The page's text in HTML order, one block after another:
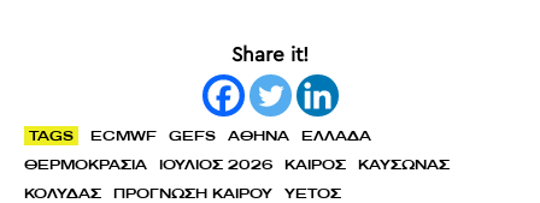
Share it!
TAGS ECMWF GEFS ΑΘΗΝΑ
ΕΛΛΑΔΑ
ΘΕΡΜΟΚΡΑΣΙΑ
ΙΟΥΛΙΟΣ 2026 ΚΑΙΡΟΣ
ΚΑΥΣΩΝΑΣ
ΚΟΛΥΔΑΣ
ΠΡΟΓΝΩΣΗ ΚΑΙΡΟΥ ΥΕΤΟΣ